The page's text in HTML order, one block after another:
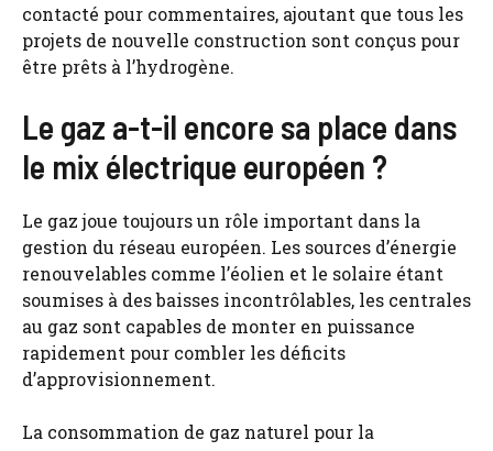
contacté pour commentaires, ajoutant que tous les
projets de nouvelle construction sont conçus pour
être prêts à l’hydrogène.
Le gaz a-t-il encore sa place dans
le mix électrique européen ?
Le gaz joue toujours un rôle important dans la
gestion du réseau européen. Les sources d’énergie
renouvelables comme l’éolien et le solaire étant
soumises à des baisses incontrôlables, les centrales
au gaz sont capables de monter en puissance
rapidement pour combler les déficits
d’approvisionnement.
La consommation de gaz naturel pour la